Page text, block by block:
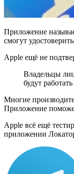
Приложение
смогут
Apple ещё не
Владельцы
будут
Многие
Приложение
Apple всё ещё
приложении